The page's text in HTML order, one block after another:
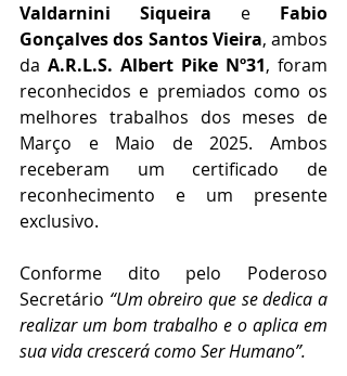
Valdarnini Siqueira e Fabio
Gonçalves dos Santos Vieira, ambos
da A.R.L.S. Albert Pike Nº31, foram
reconhecidos e premiados como os
melhores trabalhos dos meses de
Março e Maio de 2025. Ambos
receberam um certificado de
reconhecimento e um presente
exclusivo.
Conforme dito pelo Poderoso
Secretário “Um obreiro que se dedica a
realizar um bom trabalho e o aplica em
sua vida crescerá como Ser Humano”.